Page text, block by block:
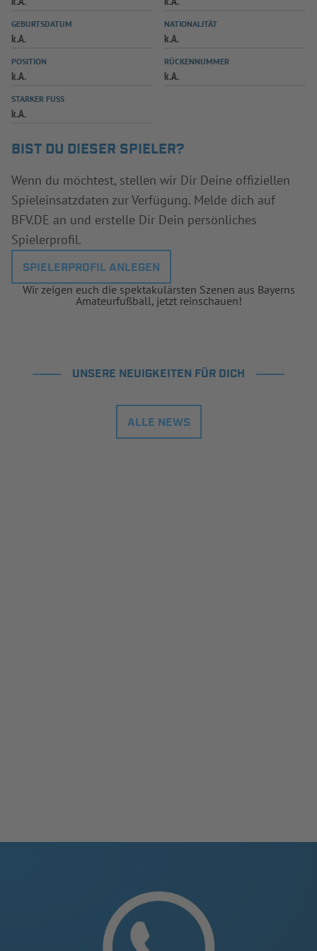
SPIELPLUS
GEBURTSDATUM
k.A.
NATIONALITÄT
k.A.
POSITION
k.A.
RÜCKENNUMMER
k.A.
STARKER FUSS
k.A.
BIST DU DIESER SPIELER?
Wenn du möchtest, stellen wir Dir Deine offiziellen
Spieleinsatzdaten zur Verfügung. Melde dich auf
BFV.DE an und erstelle Dir Dein persönliches
Spielerprofil.
SPIELERPROFIL ANLEGEN
Wir zeigen euch die spektakulärsten Szenen aus Bayerns
Amateurfußball, jetzt reinschauen!
UNSERE NEUIGKEITEN FÜR DICH
ALLE NEWS